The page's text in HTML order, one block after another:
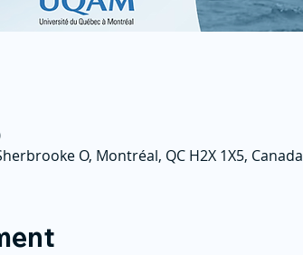
O, Montréal, QC H2X 1X5, Canada